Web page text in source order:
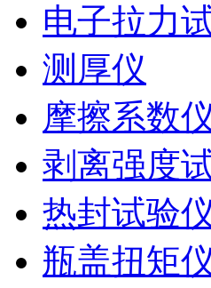
电子拉力
测厚仪
摩擦系数
剥离强度
热封试验
瓶盖扭矩